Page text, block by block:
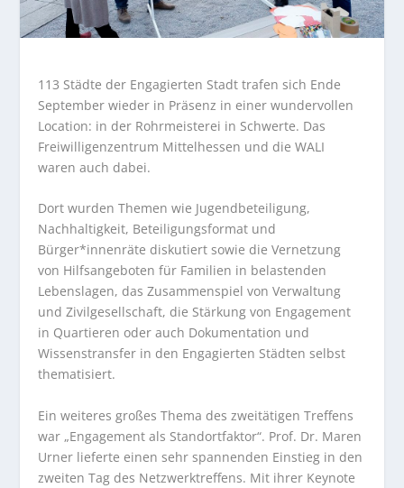
113 Städte der Engagierten Stadt trafen sich Ende
September wieder in Präsenz in einer wundervollen
Location: in der Rohrmeisterei in Schwerte. Das
Freiwilligenzentrum Mittelhessen und die WALI
waren auch dabei.
Dort wurden Themen wie Jugendbeteiligung,
Nachhaltigkeit, Beteiligungsformat und
Bürger*innenräte diskutiert sowie die Vernetzung
von Hilfsangeboten für Familien in belastenden
Lebenslagen, das Zusammenspiel von Verwaltung
und Zivilgesellschaft, die Stärkung von Engagement
in Quartieren oder auch Dokumentation und
Wissenstransfer in den Engagierten Städten selbst
thematisiert.
Ein weiteres großes Thema des zweitätigen Treffens
war „Engagement als Standortfaktor“. Prof. Dr. Maren
Urner lieferte einen sehr spannenden Einstieg in den
zweiten Tag des Netzwerktreffens. Mit ihrer Keynote